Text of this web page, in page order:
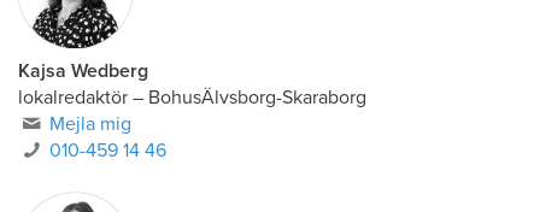
Kajsa Wedberg
lokalredaktör – BohusÄlvsborg-Skaraborg
Mejla mig
010-459 14 46